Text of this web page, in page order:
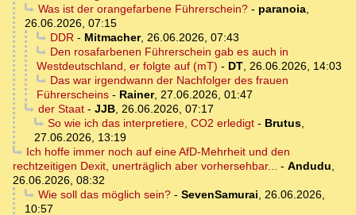
Was ist der orangefarbene Führerschein?- paranoia,
26.06.2026, 07:15
DDR- Mitmacher, 26.06.2026, 07:43
Den rosafarbenen Führerschein gab es auch in
Westdeutschland, er folgte auf (mT) - DT, 26.06.2026, 14:03
Das war irgendwann der Nachfolger des frauen
Führerscheins - Rainer, 27.06.2026, 01:47
der Staat- JJB, 26.06.2026, 07:17
So wie ich das interpretiere, CO2 erledigt- Brutus,
27.06.2026, 13:19
Ich hoffe immer noch auf eine AfD-Mehrheit und den
rechtzeitigen Dexit, unerträglich aber vorhersehbar... - Andudu,
26.06.2026, 08:32
Wie soll das möglich sein?- SevenSamurai, 26.06.2026,
10:57